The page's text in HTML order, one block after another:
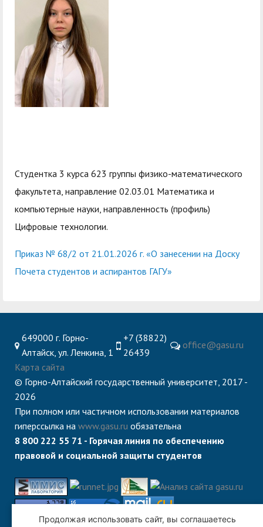
служением»
Студентка 3 курса 623 группы физико-математического
факультета, направление 02.03.01 Математика и
компьютерные науки, направленность (профиль)
Цифровые технологии.
Приказ № 68/2 от 21.01.2026 г. «О занесении на Доску
Почета студентов и аспирантов ГАГУ»
649000 г. Горно-
Алтайск, ул. Ленкина, 1
+7 (38822)
26439
office@gasu.ru
Карта сайта
© Горно-Алтайский государственный университет, 2017 -
2026
При полном или частичном использовании материалов
гиперссылка на www.gasu.ru обязательна
8 800 222 55 71 - Горячая линия по обеспечению
правовой и социальной защиты студентов
Продолжая использовать сайт, вы соглашаетесь